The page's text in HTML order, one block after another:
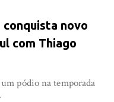
conquista novo
com Thiago
pódio na temporada